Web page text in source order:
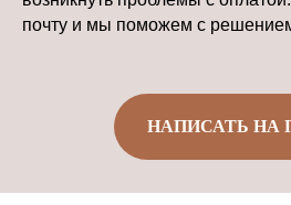
почту и мы поможем с
НАПИСАТЬ НА